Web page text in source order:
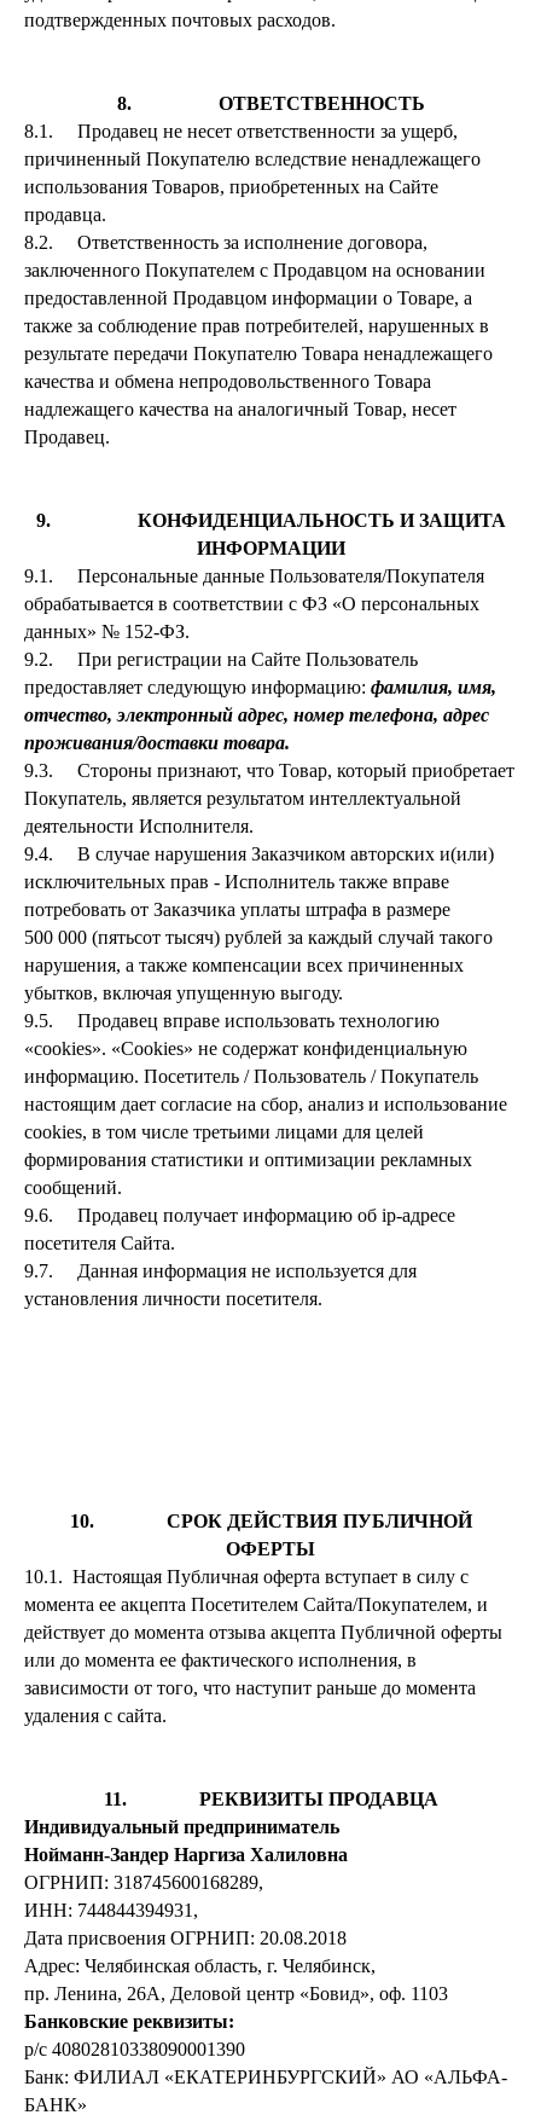
подтвержденных почтовых расходов.
8. ОТВЕТСТВЕННОСТЬ
8.1. Продавец не несет ответственности за ущерб,
причиненный Покупателю вследствие ненадлежащего
использования Товаров, приобретенных на Сайте
продавца.
8.2. Ответственность за исполнение договора,
заключенного Покупателем с Продавцом на основании
предоставленной Продавцом информации о Товаре, а
также за соблюдение прав потребителей, нарушенных в
результате передачи Покупателю Товара ненадлежащего
качества и обмена непродовольственного Товара
надлежащего качества на аналогичный Товар, несет
Продавец.
9. КОНФИДЕНЦИАЛЬНОСТЬ И ЗАЩИТА
ИНФОРМАЦИИ
9.1. Персональные данные Пользователя/Покупателя
обрабатывается в соответствии с ФЗ «О персональных
данных» № 152-ФЗ.
9.2. При регистрации на Сайте Пользователь
предоставляет следующую информацию: фамилия, имя,
отчество, электронный адрес, номер телефона, адрес
проживания/доставки товара.
9.3. Стороны признают, что Товар, который приобретает
Покупатель, является результатом интеллектуальной
деятельности Исполнителя.
9.4. В случае нарушения Заказчиком авторских и(или)
исключительных прав - Исполнитель также вправе
потребовать от Заказчика уплаты штрафа в размере
500 000 (пятьсот тысяч) рублей за каждый случай такого
нарушения, а также компенсации всех причиненных
убытков, включая упущенную выгоду.
9.5. Продавец вправе использовать технологию
«cookies». «Cookies» не содержат конфиденциальную
информацию. Посетитель / Пользователь / Покупатель
настоящим дает согласие на сбор, анализ и использование
cookies, в том числе третьими лицами для целей
формирования статистики и оптимизации рекламных
сообщений.
9.6. Продавец получает информацию об ip-адресе
посетителя Сайта.
9.7. Данная информация не используется для
установления личности посетителя.
10. СРОК ДЕЙСТВИЯ ПУБЛИЧНОЙ
ОФЕРТЫ
10.1. Настоящая Публичная оферта вступает в силу с
момента ее акцепта Посетителем Сайта/Покупателем, и
действует до момента отзыва акцепта Публичной оферты
или до момента ее фактического исполнения, в
зависимости от того, что наступит раньше до момента
удаления с сайта.
11. РЕКВИЗИТЫ ПРОДАВЦА
Индивидуальный предприниматель
Нойманн-Зандер Наргиза Халиловна
ОГРНИП: 318745600168289,
ИНН: 744844394931,
Дата присвоения ОГРНИП: 20.08.2018
Адрес: Челябинская область, г. Челябинск,
пр. Ленина, 26А, Деловой центр «Бовид», оф. 1103
Банковские реквизиты:
р/с 40802810338090001390
Банк: ФИЛИАЛ «ЕКАТЕРИНБУРГСКИЙ» АО «АЛЬФА-
БАНК»